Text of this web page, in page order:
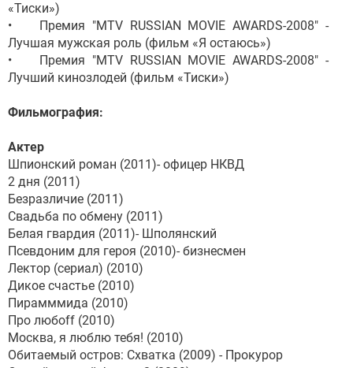
«Тиски»)
• Премия "MTV RUSSIAN MOVIE AWARDS-2008" -
Лучшая мужская роль (фильм «Я остаюсь»)
• Премия "MTV RUSSIAN MOVIE AWARDS-2008" -
Лучший кинозлодей (фильм «Тиски»)
Фильмография:
Актер
Шпионский роман (2011)- офицер НКВД
2 дня (2011)
Безразличие (2011)
Свадьба по обмену (2011)
Белая гвардия (2011)- Шполянский
Псевдоним для героя (2010)- бизнесмен
Лектор (сериал) (2010)
Дикое счастье (2010)
Пирамммида (2010)
Про любоff (2010)
Москва, я люблю тебя! (2010)
Обитаемый остров: Схватка (2009) - Прокурор